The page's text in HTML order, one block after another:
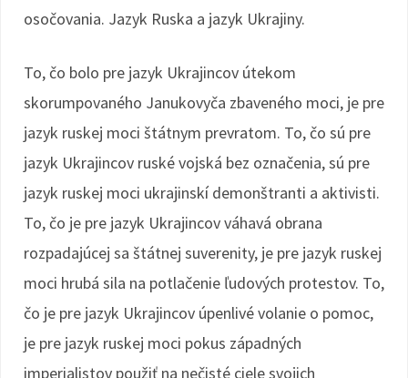
osočovania. Jazyk Ruska a jazyk Ukrajiny.
To, čo bolo pre jazyk Ukrajincov útekom
skorumpovaného Janukovyča zbaveného moci, je pre
jazyk ruskej moci štátnym prevratom. To, čo sú pre
jazyk Ukrajincov ruské vojská bez označenia, sú pre
jazyk ruskej moci ukrajinskí demonštranti a aktivisti.
To, čo je pre jazyk Ukrajincov váhavá obrana
rozpadajúcej sa štátnej suverenity, je pre jazyk ruskej
moci hrubá sila na potlačenie ľudových protestov. To,
čo je pre jazyk Ukrajincov úpenlivé volanie o pomoc,
je pre jazyk ruskej moci pokus západných
imperialistov použiť na nečisté ciele svojich